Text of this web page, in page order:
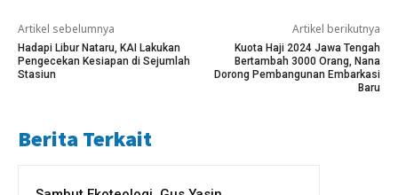
Artikel sebelumnya
Hadapi Libur Nataru, KAI Lakukan
Pengecekan Kesiapan di Sejumlah
Stasiun
Artikel berikutnya
Kuota Haji 2024 Jawa Tengah
Bertambah 3000 Orang, Nana
Dorong Pembangunan Embarkasi
Baru
Berita Terkait